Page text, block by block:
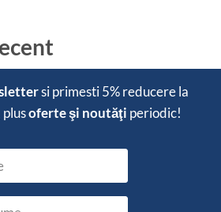
si primesti5% reducerela
oferte şi noutăţi periodic!